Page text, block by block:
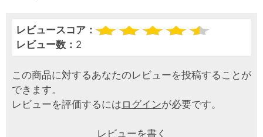
レビュースコア：
レビュー数： 2
この商品に対するあなたのレビューを投稿することが
できます。
レビューを評価するには ログインが必要です。
レビューを書く